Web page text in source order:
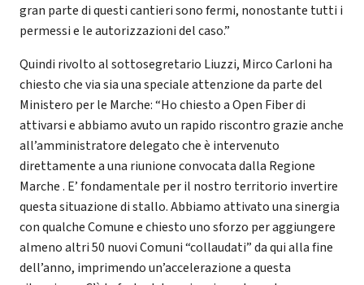
gran parte di questi cantieri sono fermi, nonostante tutti i
permessi e le autorizzazioni del caso.”
Quindi rivolto al sottosegretario Liuzzi, Mirco Carloni ha
chiesto che via sia una speciale attenzione da parte del
Ministero per le Marche: “Ho chiesto a Open Fiber di
attivarsi e abbiamo avuto un rapido riscontro grazie anche
all’amministratore delegato che è intervenuto
direttamente a una riunione convocata dalla Regione
Marche . E’ fondamentale per il nostro territorio invertire
questa situazione di stallo. Abbiamo attivato una sinergia
con qualche Comune e chiesto uno sforzo per aggiungere
almeno altri 50 nuovi Comuni “collaudati” da qui alla fine
dell’anno, imprimendo un’accelerazione a questa